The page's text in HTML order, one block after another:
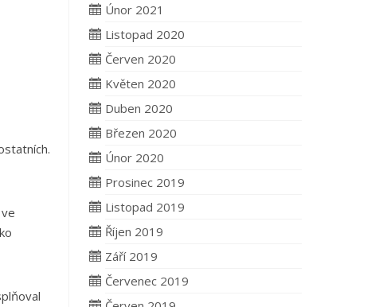
Únor 2021
Listopad 2020
Červen 2020
Květen 2020
Duben 2020
Březen 2020
Únor 2020
Prosinec 2019
Listopad 2019
Říjen 2019
Září 2019
Červenec 2019